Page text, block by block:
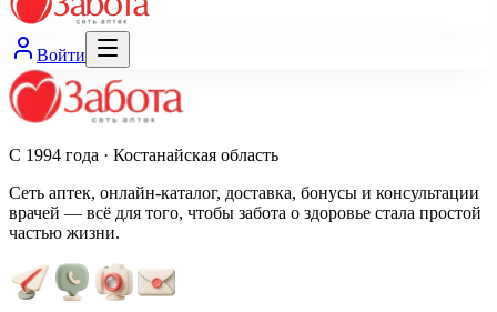
Войти
С 1994 года · Костанайская область
Сеть аптек, онлайн-каталог, доставка, бонусы и консультации
врачей — всё для того, чтобы забота о здоровье стала простой
частью жизни.